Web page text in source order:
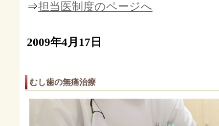
⇒担当医制度のページへ
2009年4月17日
むし歯の無痛治療